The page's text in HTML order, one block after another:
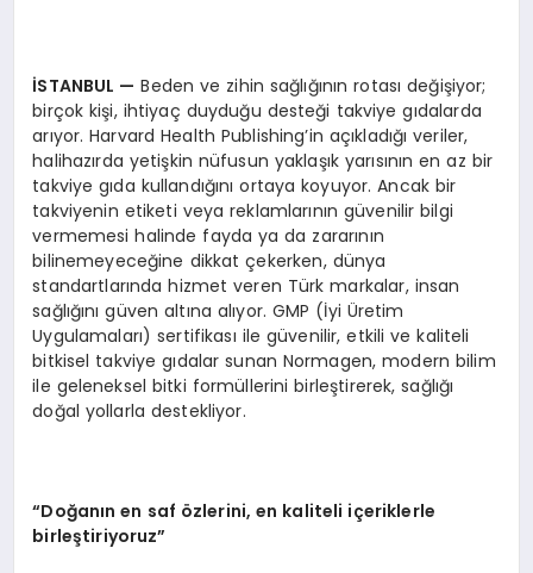
İSTANBUL — Beden ve zihin sağlığının rotası değişiyor;
birçok kişi, ihtiyaç duyduğu desteği takviye gıdalarda
arıyor. Harvard Health Publishing’in açıkladığı veriler,
halihazırda yetişkin nüfusun yaklaşık yarısının en az bir
takviye gıda kullandığını ortaya koyuyor. Ancak bir
takviyenin etiketi veya reklamlarının güvenilir bilgi
vermemesi halinde fayda ya da zararının
bilinemeyeceğine dikkat çekerken, dünya
standartlarında hizmet veren Türk markalar, insan
sağlığını güven altına alıyor. GMP (İyi Üretim
Uygulamaları) sertifikası ile güvenilir, etkili ve kaliteli
bitkisel takviye gıdalar sunan Normagen, modern bilim
ile geleneksel bitki formüllerini birleştirerek, sağlığı
doğal yollarla destekliyor.
“Doğanın en saf özlerini, en kaliteli içeriklerle
birleştiriyoruz”